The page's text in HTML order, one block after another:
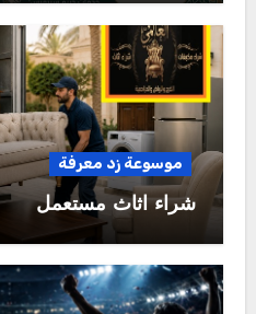
موسوعة زد معرفة
شراء اثاث مستعمل